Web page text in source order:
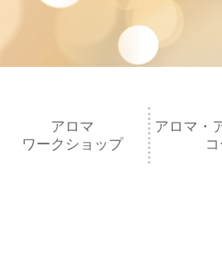
アロマ
ワークショップ
アロマ・